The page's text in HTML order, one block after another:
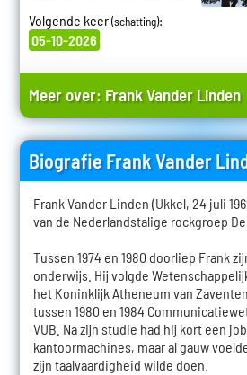
Volgende keer(schatting):
05-10-2026
Meer over: Frank Vander Linden
Biografie Frank Vander
Frank Vander Linden (Ukkel, 24 juli
van de Nederlandstalige rockgroep De
Tussen 1974 en 1980 doorliep Frank
onderwijs. Hij volgde
het Koninklijk Atheneum van
tussen 1980 en 1984
VUB. Na zijn studie had hij kort een
kantoormachines, maar al gauw
zijn taalvaardigheid wilde doen.